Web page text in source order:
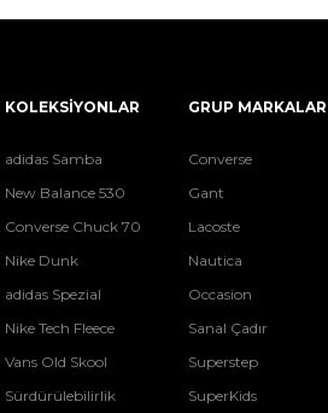
KOLEKSİYONLAR
adidas Samba
New Balance 530
Converse Chuck 70
Nike Dunk
adidas Spezial
Nike Tech Fleece
Vans Old Skool
Sürdürülebilirlik
GRUP MARKALAR
Converse
Gant
Lacoste
Nautica
Occasion
Sanal Çadır
Superstep
SuperKids